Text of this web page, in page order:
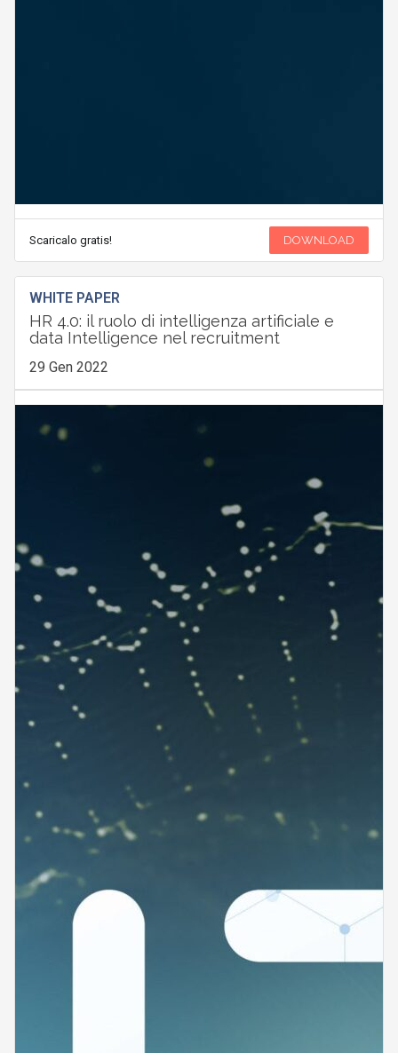
Scaricalo gratis! DOWNLOAD
WHITE PAPER
HR 4.0: il ruolo di intelligenza artificiale e
data Intelligence nel recruitment
29 Gen 2022